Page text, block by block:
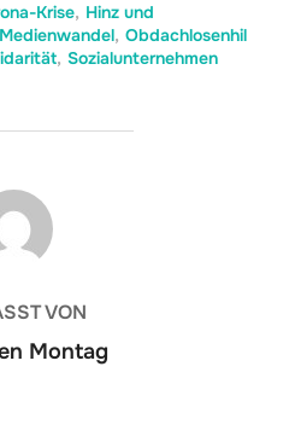
Krise, Hinz und
Medienwandel, Obdachlosenhil
, Sozialunternehmen
VON
Montag